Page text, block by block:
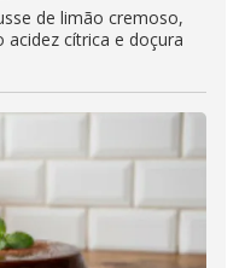
de limão cremoso,
acidez cítrica e doçura